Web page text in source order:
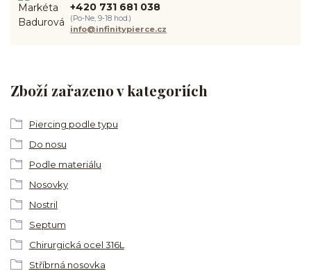
Zboží zařazeno v kategoriích
Piercing podle typu
Do nosu
Podle materiálu
Nosovky
Nostril
Septum
Chirurgická ocel 316L
Stříbrná nosovka
+420 731 681 038
(Po-Ne, 9-18 hod.)
info@infinitypierce.cz